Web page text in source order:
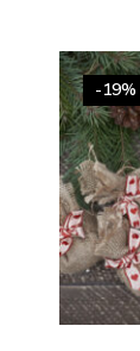
-19%